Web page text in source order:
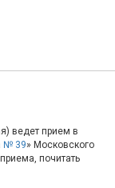
ведет прием в
№ 39» Московского
почитать